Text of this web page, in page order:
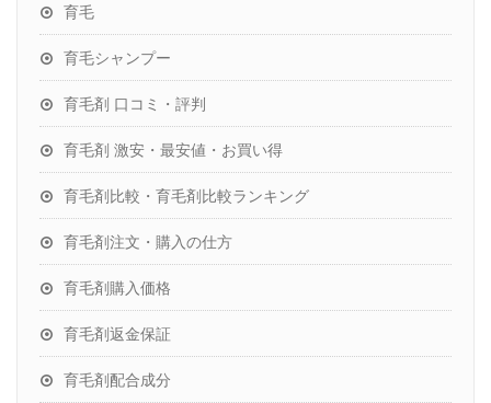
育毛
育毛シャンプー
育毛剤 口コミ・評判
育毛剤 激安・最安値・お買い得
育毛剤比較・育毛剤比較ランキング
育毛剤注文・購入の仕方
育毛剤購入価格
育毛剤返金保証
育毛剤配合成分